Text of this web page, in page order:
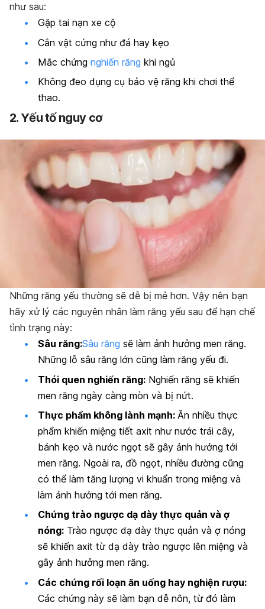
như sau:
Gặp tai nạn xe cộ
Cắn vật cứng như đá hay kẹo
Mắc chứng nghiến răng khi ngủ
Không đeo dụng cụ bảo vệ răng khi chơi thể
thao.
2. Yếu tố nguy cơ
Những răng yếu thường sẽ dễ bị mẻ hơn. Vậy nên bạn
hãy xử lý các nguyên nhân làm răng yếu sau để hạn chế
tình trạng này:
Sâu răng:Sâu răng sẽ làm ảnh hưởng men răng.
Những lỗ sâu răng lớn cũng làm răng yếu đi.
Thói quen nghiến răng: Nghiến răng sẽ khiến
men răng ngày càng mòn và bị nứt.
Thực phẩm không lành mạnh: Ăn nhiều thực
phẩm khiến miệng tiết axit như nước trái cây,
bánh kẹo và nước ngọt sẽ gây ảnh hưởng tới
men răng. Ngoài ra, đồ ngọt, nhiều đường cũng
có thể làm tăng lượng vi khuẩn trong miệng và
làm ảnh hưởng tới men răng.
Chứng trào ngược dạ dày thực quản và ợ
nóng: Trào ngược dạ dày thực quản và ợ nóng
sẽ khiến axit từ dạ dày trào ngược lên miệng và
gây ảnh hưởng men răng.
Các chứng rối loạn ăn uống hay nghiện rượu:
Các chứng này sẽ làm bạn dễ nôn, từ đó làm